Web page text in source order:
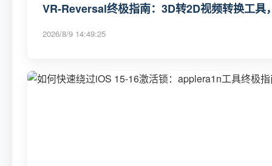
VR-Reversal终极指南：3D转2D视频转换工具
2026/8/9 14:49:25